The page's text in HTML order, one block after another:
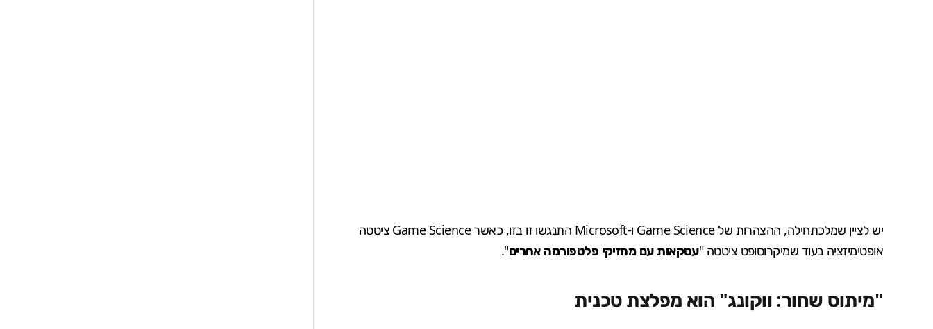
יש לציין שמלכתחילה, ההצהרות של Game Science ו-Microsoft התנגשו זו בזו, כאשר Game Science ציטטה
אופטימיזציה בעוד שמיקרוסופט ציטטה "עסקאות עם מחזיקי פלטפורמה אחרים".
"מיתוס שחור: ווקונג" הוא מפלצת טכנית